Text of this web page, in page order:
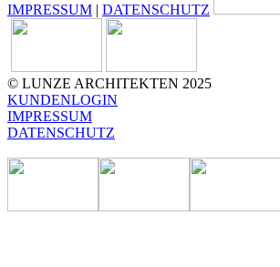
IMPRESSUM | DATENSCHUTZ
© LUNZE ARCHITEKTEN 2025
KUNDENLOGIN
IMPRESSUM
DATENSCHUTZ